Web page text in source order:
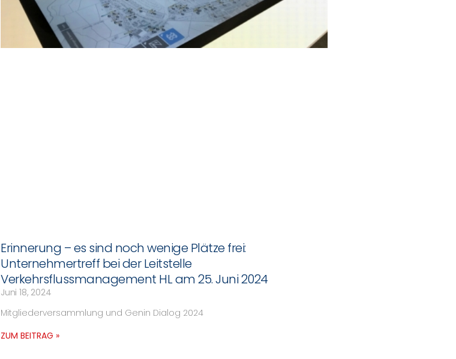
Erinnerung – es sind noch wenige Plätze frei:
Unternehmertreff bei der Leitstelle
Verkehrsflussmanagement HL am 25. Juni 2024
Juni 18, 2024
Mitgliederversammlung und Genin Dialog 2024
ZUM BEITRAG »